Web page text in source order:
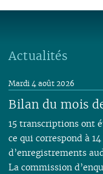
Actualités
Bilan du mois
Mardi 4 août 2026
15 transcriptions ont
ce qui correspond à
d’enregistrements
La commission